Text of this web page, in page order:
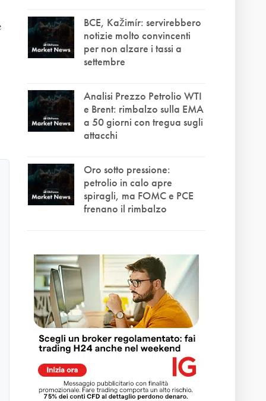
BCE, Kažimír: servirebbero
notizie molto convincenti
per non alzare i tassi a
settembre
Analisi Prezzo Petrolio WTI
e Brent: rimbalzo sulla EMA
a 50 giorni con tregua sugli
attacchi
Oro sotto pressione:
petrolio in calo apre
spiragli, ma FOMC e PCE
frenano il rimbalzo